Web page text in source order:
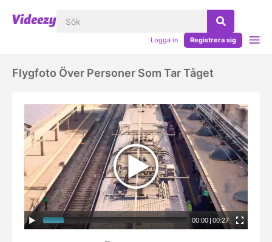
Logga in Registrera sig
Flygfoto Över Personer Som Tar Tåget
00:00 | 00:27